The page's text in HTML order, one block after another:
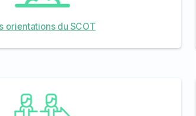
orientations du SCOT